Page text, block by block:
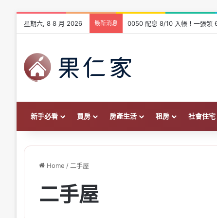
星期六, 8 8 月 2026 最新消息 爸爸幫出頭期款要繳贈與稅嗎
新手必看 買房 房產生活 租房 社會住宅
Home / 二手屋
二手屋